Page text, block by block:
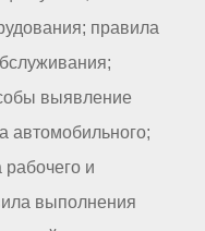
правила
выявление
автомобильного;
и
выполнения